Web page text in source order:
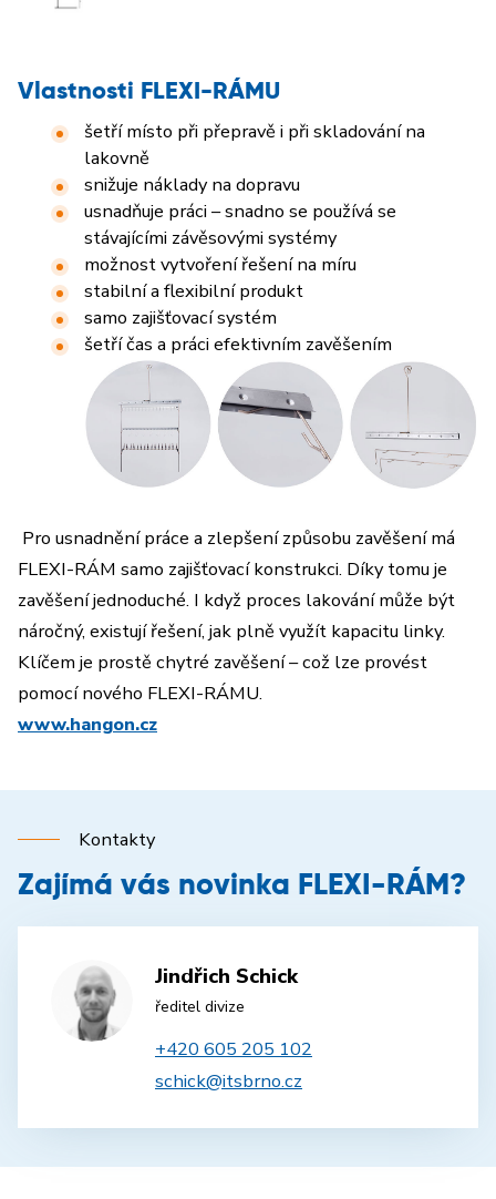
Vlastnosti FLEXI-RÁMU
šetří místo při přepravě i při skladování na
lakovně
snižuje náklady na dopravu
usnadňuje práci – snadno se používá se
stávajícími závěsovými systémy
možnost vytvoření řešení na míru
stabilní a flexibilní produkt
samo zajišťovací systém
šetří čas a práci efektivním zavěšením
Pro usnadnění práce a zlepšení způsobu zavěšení má
FLEXI-RÁM samo zajišťovací konstrukci. Díky tomu je
zavěšení jednoduché. I když proces lakování může být
náročný, existují řešení, jak plně využít kapacitu linky.
Klíčem je prostě chytré zavěšení – což lze provést
pomocí nového FLEXI-RÁMU.
www.hangon.cz
Kontakty
Zajímá vás novinka FLEXI-RÁM?
Jindřich Schick
ředitel divize
+420 605 205 102
schick@itsbrno.cz